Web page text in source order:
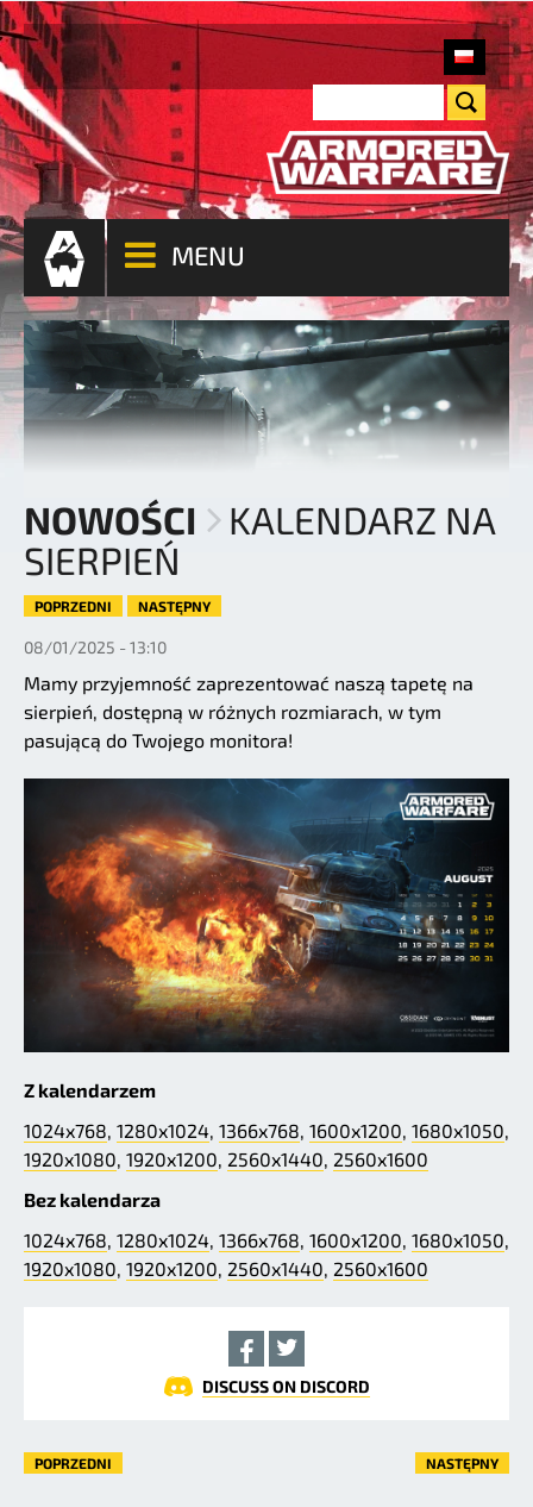
MENU
NOWOŚCI
KALENDARZ NA
SIERPIEŃ
POPRZEDNI NASTĘPNY
08/01/2025 - 13:10
Mamy przyjemność zaprezentować naszą tapetę na
sierpień, dostępną w różnych rozmiarach, w tym
pasującą do Twojego monitora!
Z kalendarzem
1024x768 1280x1024 1366x768 1600x1200 1680x1050
1920x1080 1920x1200 2560x1440 2560x1600
Bez kalendarza
1024x768 1280x1024 1366x768 1600x1200 1680x1050
1920x1080 1920x1200 2560x1440 2560x1600
DISCUSS ON DISCORD
POPRZEDNI NASTĘPNY